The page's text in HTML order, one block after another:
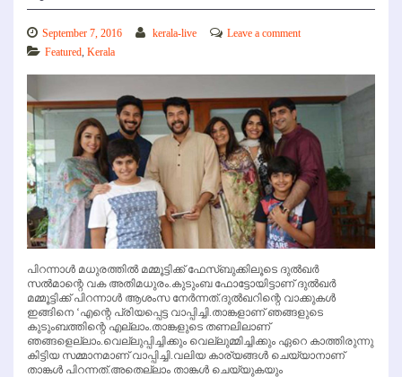
September 7, 2016 kerala-live
Leave a comment
Featured Kerala
പിറന്നാള്‍ മധുരത്തില്‍ മമ്മൂട്ടിക്ക് ഫേസ്ബുക്കിലൂടെ ദുല്‍ഖര്‍
സല്‍മാന്റെ വക അതിമധുരം.കുടുംബ ഫോട്ടോയിട്ടാണ് ദുല്‍ഖര്‍
മമ്മൂട്ടിക്ക് പിറന്നാള്‍ ആശംസ നേര്‍ന്നത്.ദുല്‍ഖറിന്റെ വാക്കുകള്‍
ഇങ്ങിനെ ‘എന്റെ പ്രിയപ്പെട്ട വാപ്പിച്ചി.താങ്കളാണ് ഞങ്ങളുടെ
കുടുംബത്തിന്റെ എല്ലാം.താങ്കളുടെ തണലിലാണ്
ഞങ്ങളെല്ലാം.വെല്ലുപ്പിച്ചിക്കും വെല്ലുമ്മിച്ചിക്കും ഏറെ കാത്തിരുന്നു
കിട്ടിയ സമ്മാനമാണ് വാപ്പിച്ചി.വലിയ കാര്യങ്ങള്‍ ചെയ്യാനാണ്
താങ്കള്‍ പിറന്നത്.അതെല്ലാം താങ്കള്‍ ചെയ്യുകയും